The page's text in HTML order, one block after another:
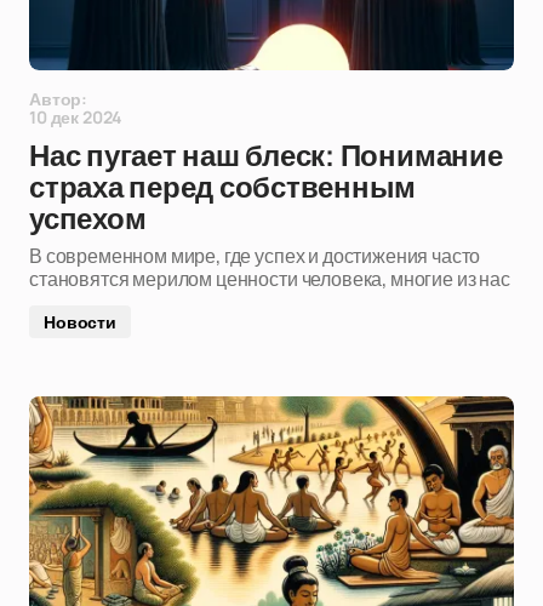
Автор:
10 дек 2024
Нас пугает наш блеск: Понимание
страха перед собственным
успехом
В современном мире, где успех и достижения часто
становятся мерилом ценности человека, многие из нас
Новости